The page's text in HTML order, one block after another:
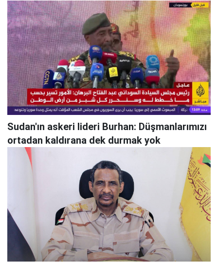
Sudan'ın askeri lideri Burhan: Düşmanlarımızı
ortadan kaldırana dek durmak yok